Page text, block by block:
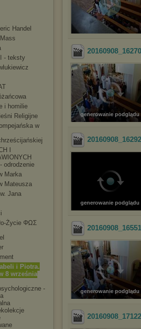
Handel
- teksty
i homilie
Religijne
w
I
odrodzenie
Marka
Mateusza
Jana
Życie ΦΩΣ
i Piotra.
8 września
-
generowanie podglądu
generowanie podglądu
generowanie podglądu